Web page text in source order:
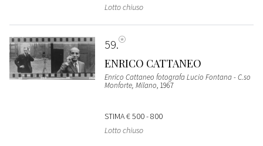
Lotto chiuso
59
ENRICO CATTANEO
Enrico Cattaneo fotografa Lucio Fontana - C.so
Monforte, Milano, 1967
STIMA€ 500 - 800
Lotto chiuso